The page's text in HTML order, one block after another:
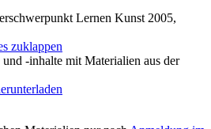
Lernen Kunst 2005,
zuklappen
-inhalte mit Materialien aus der